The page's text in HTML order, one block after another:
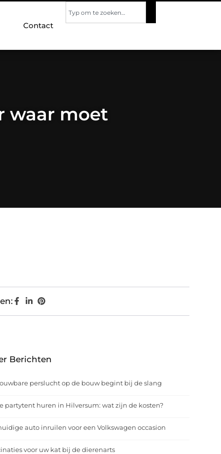
Contact
waar moet
Berichten
perslucht op de bouw begint bij de slang
partytent huren in Hilversum: wat zijn de kosten?
auto inruilen voor een Volkswagen occasion
voor uw kat bij de dierenarts